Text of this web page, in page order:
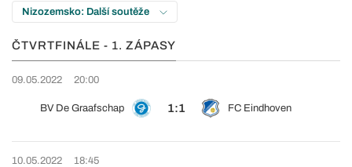
Nizozemsko: Další soutěže
ČTVRTFINÁLE - 1. ZÁPASY
09.05.2022 20:00
BV De Graafschap 1:1 FC Eindhoven
10.05.2022 18:45